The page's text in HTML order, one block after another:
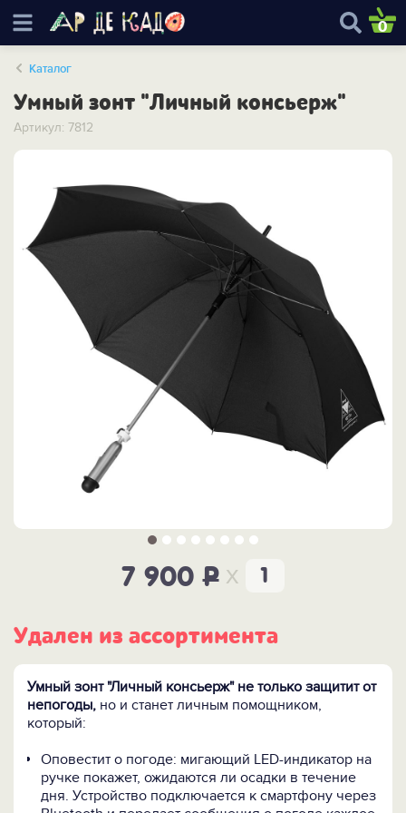
0
Каталог
Умный зонт "Личный консьерж"
Артикул: 7812
7 900P x
Удален из ассортимента
Умный зонт "Личный консьерж" не только защитит от
непогоды, но и станет личным помощником,
который:
Оповестит о погоде: мигающий LED-индикатор на
ручке покажет, ожидаются ли осадки в течение
дня. Устройство подключается к смартфону через